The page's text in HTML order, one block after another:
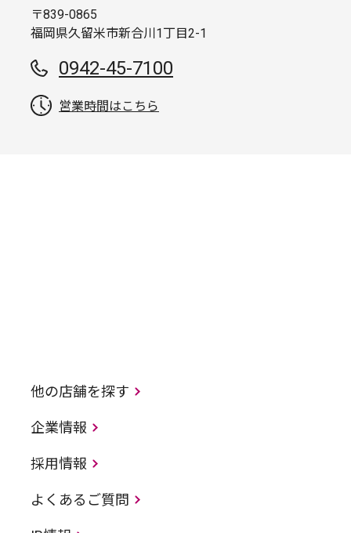
〒839-0865
福岡県久留米市新合川1丁目2-1
0942-45-7100
営業時間はこちら
他の店舗を探す
企業情報
採用情報
よくあるご質問